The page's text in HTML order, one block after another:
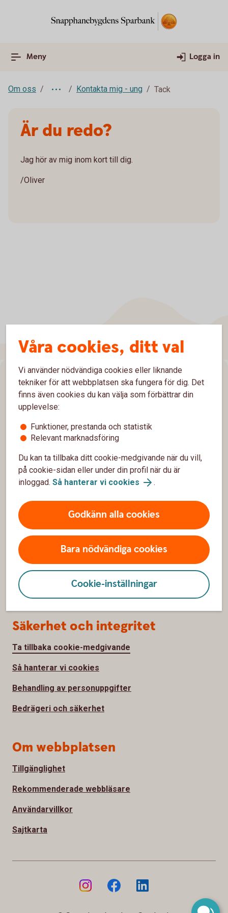
Meny Logga in
Om oss Kontakta mig - ung Tack
Är du redo?
Jag hör av mig inom kort till dig.
/Oliver
Våra cookies, ditt val
Vi använder nödvändiga cookies eller liknande
tekniker för att webbplatsen ska fungera för dig. Det
finns även cookies du kan välja som förbättrar din
upplevelse:
Funktioner, prestanda och statistik
Relevant marknadsföring
Du kan ta tillbaka ditt cookie-medgivande när du vill,
på cookie-sidan eller under din profil när du är
inloggad. Så hanterar vi cookies .
Godkänn alla cookies
Bara nödvändiga cookies
Cookie-inställningar
Sidfot
Hitta snabbt
Kontakta oss
Spärrhjälp
Priser, räntor och kurser
Om oss
Vår verksamhet
Hållbarhet
Jobba hos oss
Bankens historia
Säkerhet och integritet
Ta tillbaka cookie-medgivande
Så hanterar vi cookies
Behandling av personuppgifter
Bedrägeri och säkerhet
Om webbplatsen
Tillgänglighet
Rekommenderade webbläsare
Användarvillkor
Sajtkarta